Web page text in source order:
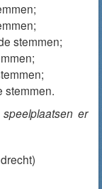
stemmen;
stemmen.
er